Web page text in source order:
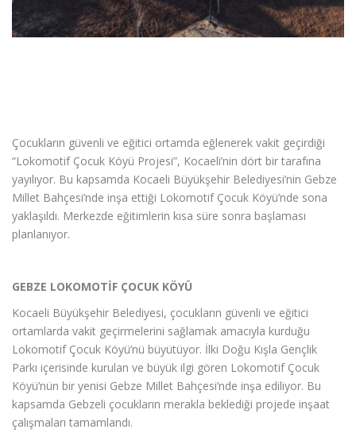
Çocukların güvenli ve eğitici ortamda eğlenerek vakit geçirdiği
“Lokomotif Çocuk Köyü Projesi”, Kocaeli’nin dört bir tarafına
yayılıyor. Bu kapsamda Kocaeli Büyükşehir Belediyesi’nin Gebze
Millet Bahçesi’nde inşa ettiği Lokomotif Çocuk Köyü’nde sona
yaklaşıldı. Merkezde eğitimlerin kısa süre sonra başlaması
planlanıyor.
GEBZE LOKOMOTİF ÇOCUK KÖYÜ
Kocaeli Büyükşehir Belediyesi, çocukların güvenli ve eğitici
ortamlarda vakit geçirmelerini sağlamak amacıyla kurduğu
Lokomotif Çocuk Köyü’nü büyütüyor. İlki Doğu Kışla Gençlik
Parkı içerisinde kurulan ve büyük ilgi gören Lokomotif Çocuk
Köyü’nün bir yenisi Gebze Millet Bahçesi’nde inşa ediliyor. Bu
kapsamda Gebzeli çocukların merakla beklediği projede inşaat
çalışmaları tamamlandı.